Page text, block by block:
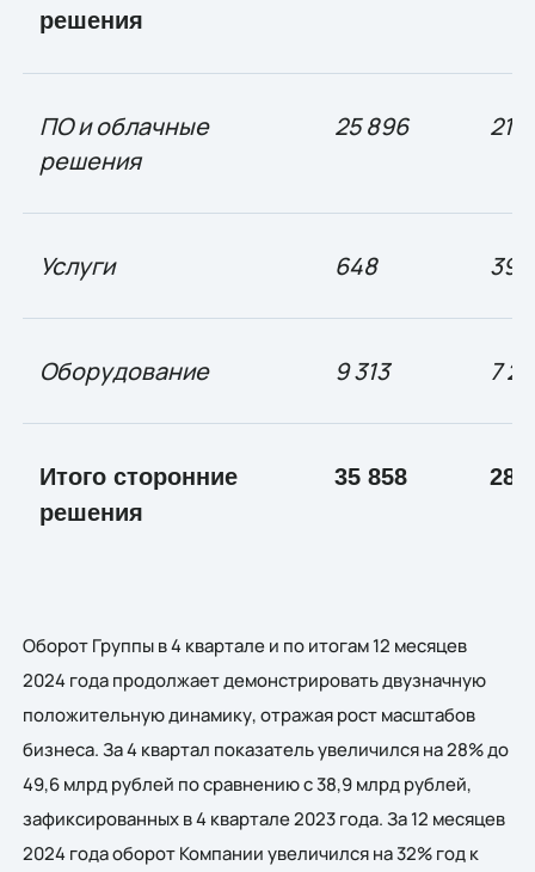
решения
ПО и облачные
решения
25 896 21
Услуги 648 394
Оборудование 9 313 7
Итого сторонние
решения
35 858 28
Оборот Группы в 4 квартале и по итогам 12 месяцев
2024 года продолжает демонстрировать двузначную
положительную динамику, отражая рост масштабов
бизнеса. За 4 квартал показатель увеличился на 28% до
49,6 млрд рублей по сравнению с 38,9 млрд рублей,
зафиксированных в 4 квартале 2023 года. За 12 месяцев
2024 года оборот Компании увеличился на 32% год к